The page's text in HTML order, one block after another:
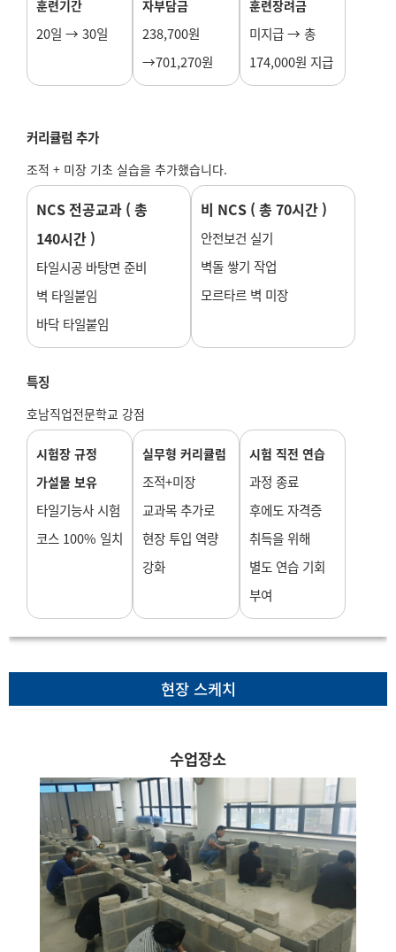
훈련기간
20일 → 30일
자부담금
238,700원
→701,270원
훈련장려금
미지급 → 총
174,000원 지급
커리큘럼 추가
조적 + 미장 기초 실습을 추가했습니다.
NCS 전공교과 ( 총
140시간 )
타일시공 바탕면 준비
벽 타일붙임
바닥 타일붙임
비 NCS ( 총 70시간 )
안전보건 실기
벽돌 쌓기 작업
모르타르 벽 미장
특징
호남직업전문학교 강점
시험장 규정
가설물 보유
타일기능사 시험
코스 100% 일치
실무형 커리큘럼
조적+미장
교과목 추가로
현장 투입 역량
강화
시험 직전 연습
과정 종료
후에도 자격증
취득을 위해
별도 연습 기회
부여
현장 스케치
수업장소